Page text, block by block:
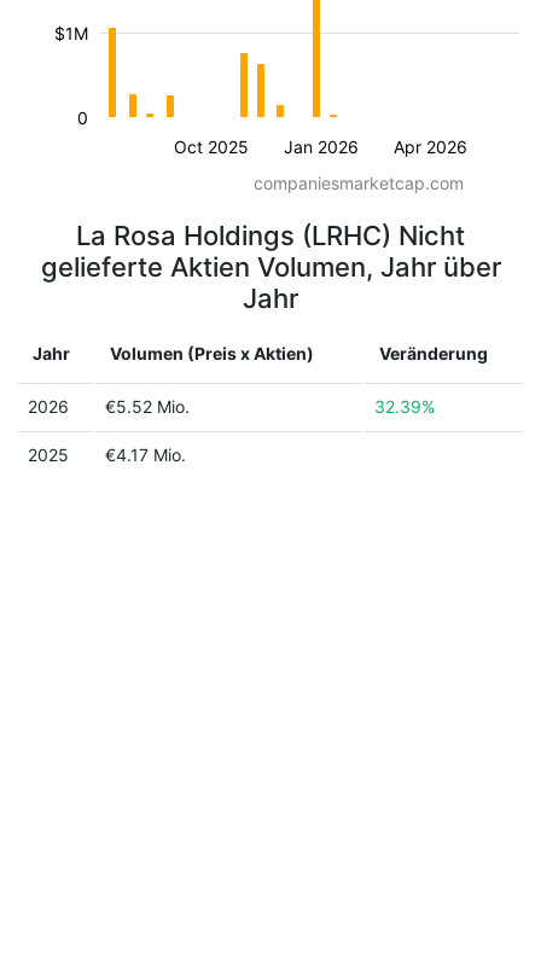
Oct 2025 Jan 2026 Apr 2026
$1M
0
companiesmarketcap.com
La Rosa Holdings (LRHC) Nicht
gelieferte Aktien Volumen, Jahr über
Jahr
Jahr Volumen (Preis x Aktien) Veränderung
2026 €5.52 Mio. 32.39%
2025 €4.17 Mio.